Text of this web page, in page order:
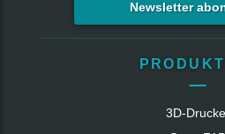
Newsletter
3D-